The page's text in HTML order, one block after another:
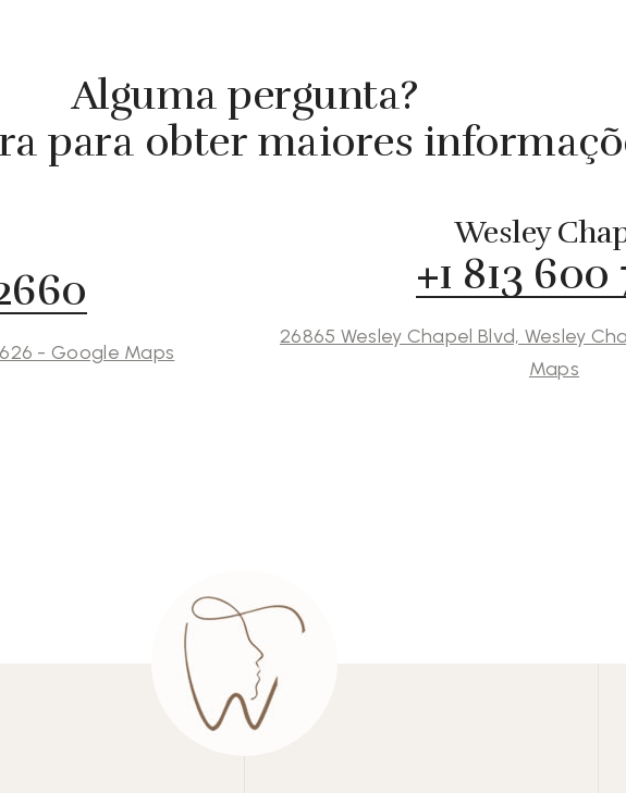
Alguma pergunta?
para obter maiores
- Google Maps
Wesley
+1 813 600
26865 Wesley Chapel Blvd, Wesley
Maps